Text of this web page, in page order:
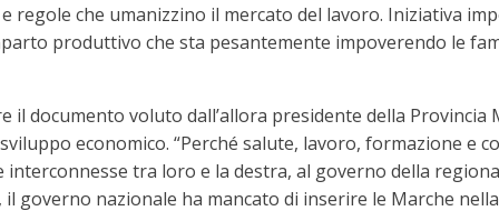
regole che umanizzino il mercato del lavoro. Iniziativa
produttivo che sta pesantemente impoverendo le
il documento voluto dall’allora presidente della
economico. “Perché salute, lavoro, formazione e
tra loro e la destra, al governo della
governo nazionale ha mancato di inserire le Marche